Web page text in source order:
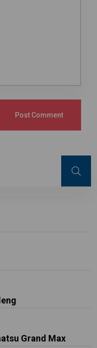
Post Comment
Grand Max